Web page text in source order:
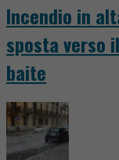
Incendio in
sposta verso
baite